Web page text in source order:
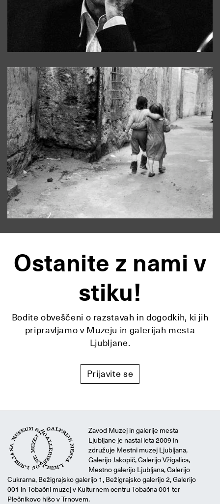
Ostanite z nami v
stiku!
Bodite obveščeni o razstavah in dogodkih, ki jih
pripravljamo v Muzeju in galerijah mesta
Ljubljane.
Prijavite se
Zavod Muzej in galerije mesta
Ljubljane je nastal leta 2009 in
združuje Mestni muzej Ljubljana,
Galerijo Jakopič, Galerijo Vžigalica,
Mestno galerijo Ljubljana, Galerijo
Cukrarna, Bežigrajsko galerijo 1, Bežigrajsko galerijo 2, Galerijo
001 in Tobačni muzej v Kulturnem centru Tobačna 001 ter
Plečnikovo hišo v Trnovem.